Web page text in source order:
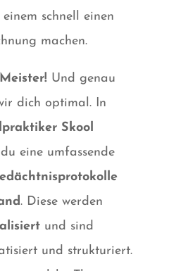
schnell einen
machen.
Und genau
dich optimal. In
Skool
eine umfassende
. Diese werden
und sind
und strukturiert.